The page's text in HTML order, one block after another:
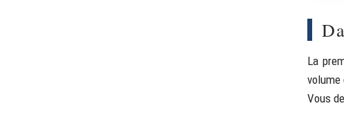
La
volume
Vous